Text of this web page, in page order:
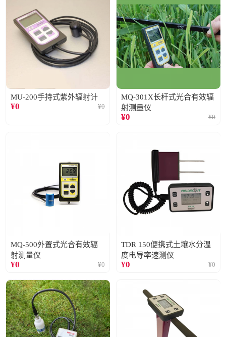
MU-200手持式紫外辐射计
¥0 ¥0
MQ-301X长杆式光合有效辐
射测量仪
¥0 ¥0
MQ-500外置式光合有效辐
射测量仪
¥0 ¥0
TDR 150便携式土壤水分温
度电导率速测仪
¥0 ¥0